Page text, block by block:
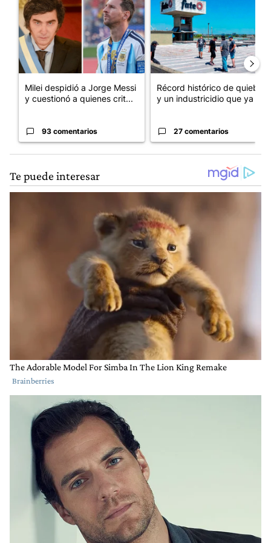
Milei despidió a Jorge Messi
y cuestionó a quienes crit...
93 comentarios
Récord histórico de quiebras
y un industricidio que ya ...
27 comentarios